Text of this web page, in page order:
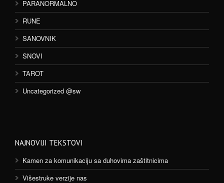
PARANORMALNO
RUNE
SANOVNIK
SNOVI
TAROT
Uncategorized @sw
NAJNOVIJI TEKSTOVI
Kamen za komunikaciju sa duhovima zaštitnicima
Višestruke verzije nas